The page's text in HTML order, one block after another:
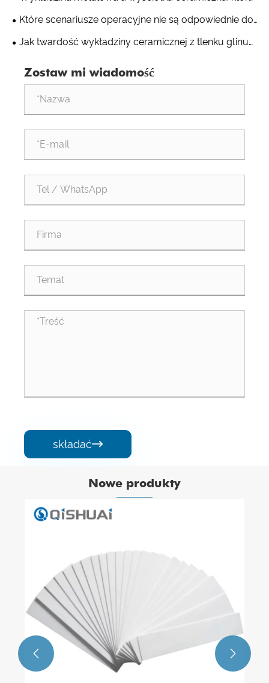
zapewnia dłuższą żywotność w środowiskach o
wysokim stopniu ścierania?
Które scenariusze operacyjne nie są odpowiednie do
stosowania odpornych na zużycie rur z kompozytów
Jak twardość wykładziny ceramicznej z tlenku glinu
Zostaw mi wiadomość
składać
Nowe produkty
Zobacz więcej >>
 